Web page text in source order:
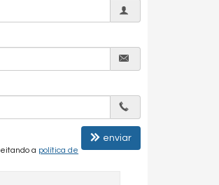
a política de
enviar